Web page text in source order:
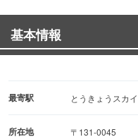
心配は無用。
女性のお客様にも長年ご
本格北京料理をぜひ一度
基本情報
最寄駅 とうきょうスカ
所在地
〒131-0045